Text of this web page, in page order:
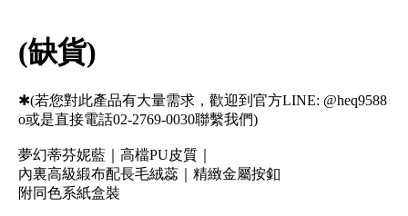
(缺貨)
✱(若您對此產品有大量需求，歡迎到官方LINE: @heq9588
o或是直接電話02-2769-0030聯繫我們)
夢幻蒂芬妮藍｜高檔PU皮質｜
內裏高級緞布配長毛絨蕊｜精緻金屬按釦
附同色系紙盒裝